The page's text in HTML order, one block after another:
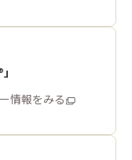
情報をみる